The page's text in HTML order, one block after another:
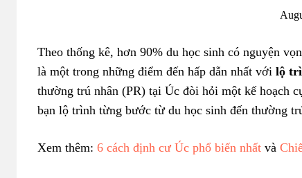
Theo thống kê, hơn 90% du học sinh có nguyện
là một trong những điểm đến hấp dẫn nhất với lộ
thường trú nhân (PR) tại Úc đòi hỏi một kế hoạch
bạn lộ trình từng bước từ du học sinh đến thường
Xem thêm: 6 cách định cư Úc phổ biến nhất và